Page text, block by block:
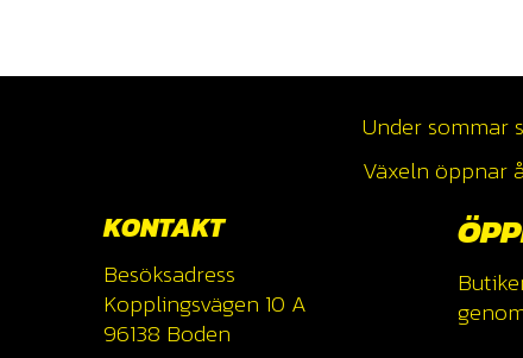
Under sommar
Växeln öppnar
KONTAKT
Besöksadress
Kopplingsvägen 10 A
96138 Boden